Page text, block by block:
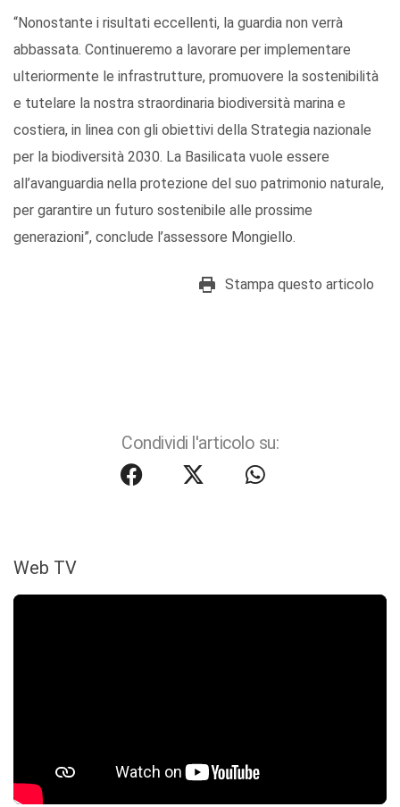
“Nonostante i risultati eccellenti, la guardia non verrà
abbassata. Continueremo a lavorare per implementare
ulteriormente le infrastrutture, promuovere la sostenibilità
e tutelare la nostra straordinaria biodiversità marina e
costiera, in linea con gli obiettivi della Strategia nazionale
per la biodiversità 2030. La Basilicata vuole essere
all’avanguardia nella protezione del suo patrimonio naturale,
per garantire un futuro sostenibile alle prossime
generazioni”, conclude l’assessore Mongiello.
Stampa questo articolo
Condividi l'articolo su:
Web TV